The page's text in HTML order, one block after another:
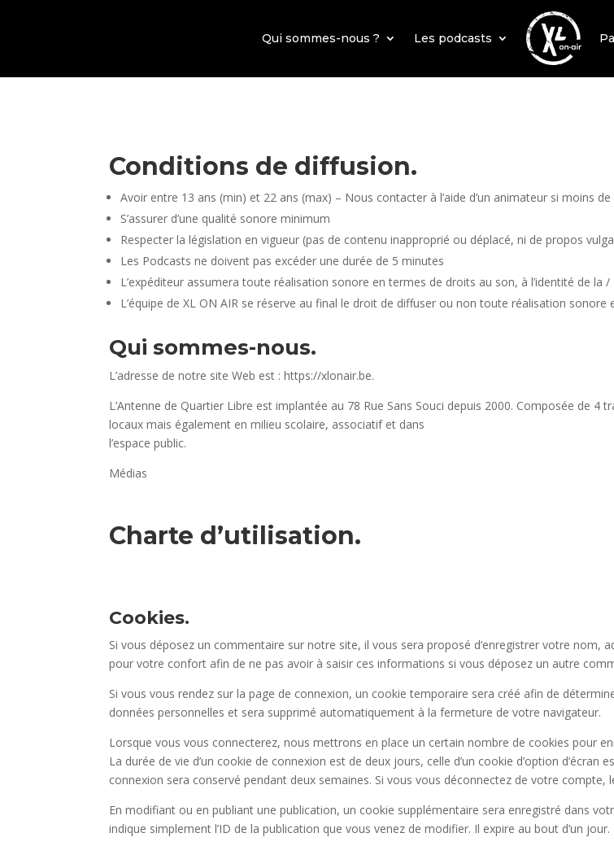
Qui sommes-nous ? Les podcasts
Conditions de diffusion.
Avoir entre 13 ans (min) et 22 ans (max) – Nous contacter à l’aide d’un animateur si moins de
S’assurer d’une qualité sonore minimum
Respecter la législation en vigueur (pas de contenu inapproprié ou déplacé, ni de propos
Les Podcasts ne doivent pas excéder une durée de 5 minutes
L’expéditeur assumera toute réalisation sonore en termes de droits au son, à l’identité de la
L’équipe de XL ON AIR se réserve au final le droit de diffuser ou non toute réalisation
Qui sommes-nous.
L’adresse de notre site Web est : https://xlonair.be.
L’Antenne de Quartier Libre est implantée au 78 Rue Sans Souci depuis 2000. Composée de 4
locaux mais également en milieu scolaire, associatif et dans
l’espace public.
Médias
Charte d’utilisation.
Cookies.
Si vous déposez un commentaire sur notre site, il vous sera proposé d’enregistrer votre nom,
pour votre confort afin de ne pas avoir à saisir ces informations si vous déposez un autre
Si vous vous rendez sur la page de connexion, un cookie temporaire sera créé afin de
données personnelles et sera supprimé automatiquement à la fermeture de votre navigateur.
Lorsque vous vous connecterez, nous mettrons en place un certain nombre de cookies pour
La durée de vie d’un cookie de connexion est de deux jours, celle d’un cookie d’option d’écran
connexion sera conservé pendant deux semaines. Si vous vous déconnectez de votre compte,
En modifiant ou en publiant une publication, un cookie supplémentaire sera enregistré dans
indique simplement l’ID de la publication que vous venez de modifier. Il expire au bout d’un jour.